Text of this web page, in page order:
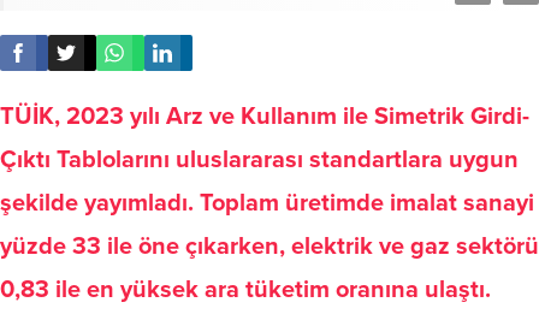
TÜİK, 2023 yılı Arz ve Kullanım ile Simetrik Girdi-
Çıktı Tablolarını uluslararası standartlara uygun
şekilde yayımladı. Toplam üretimde imalat sanayi
yüzde 33 ile öne çıkarken, elektrik ve gaz sektörü
0,83 ile en yüksek ara tüketim oranına ulaştı.